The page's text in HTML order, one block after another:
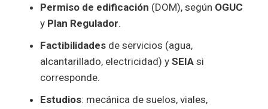
Permiso de edificación (DOM), según OGUC
y Plan Regulador.
Factibilidadesde servicios (agua,
alcantarillado, electricidad) y SEIAsi
corresponde.
Estudios: mecánica de suelos, viales,